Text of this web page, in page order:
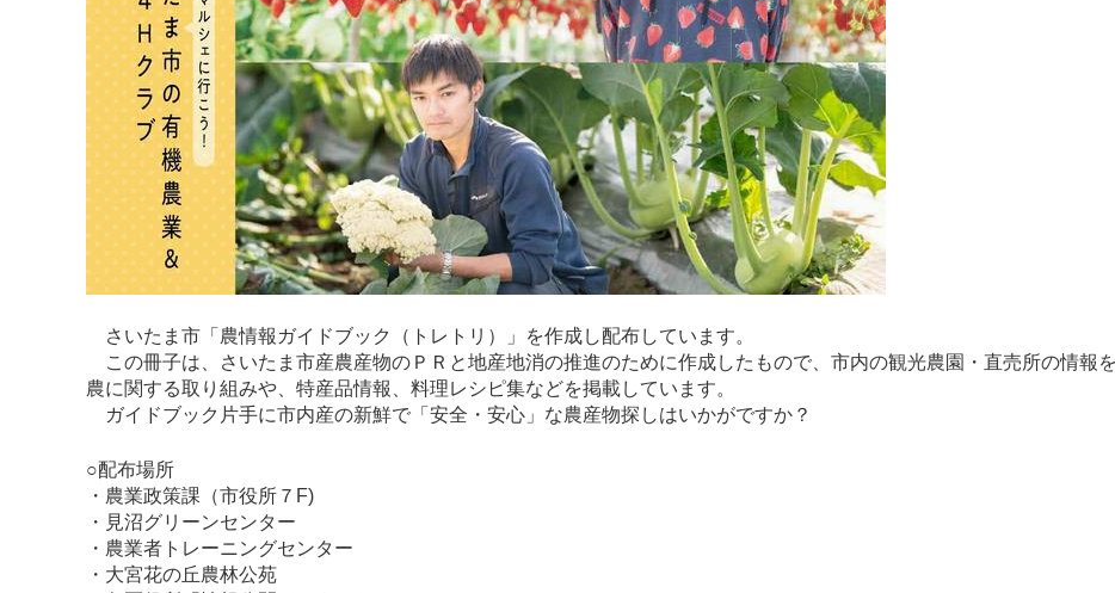
さいたま市「農情報ガイドブック（トレトリ）」を作成し配布しています。
この冊子は、さいたま市産農産物のＰＲと地産地消の推進のために作成したもので、市内の観光農園・直売所の情報
農に関する取り組みや、特産品情報、料理レシピ集などを掲載しています。
ガイドブック片手に市内産の新鮮で「安全・安心」な農産物探しはいかがですか？
○配布場所
・農業政策課（市役所７F)
・見沼グリーンセンター
・農業者トレーニングセンター
・大宮花の丘農林公苑